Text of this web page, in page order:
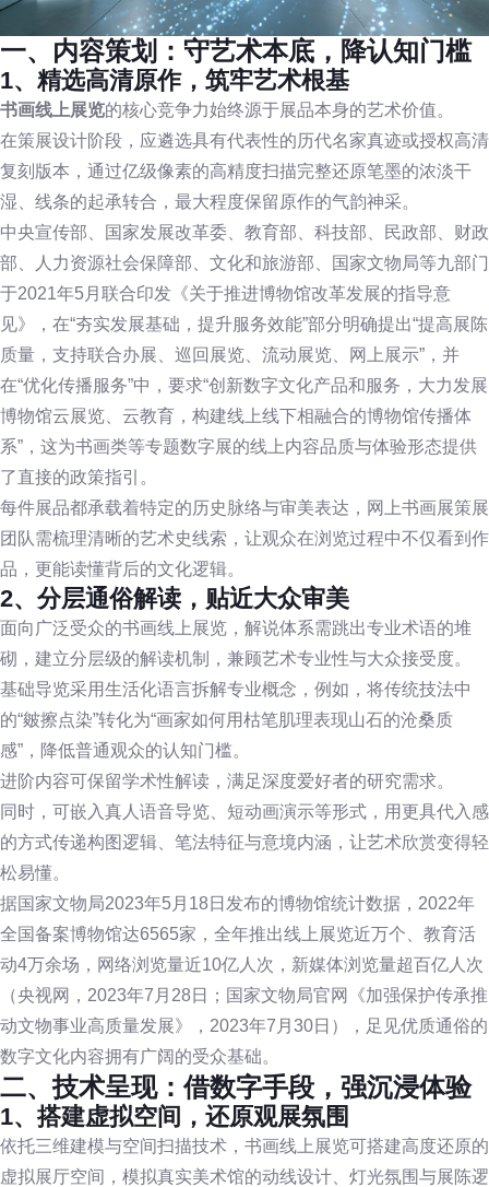
一、内容策划：守艺术本底，降认知门槛
1、精选高清原作，筑牢艺术根基
书画线上展览的核心竞争力始终源于展品本身的艺术价值。
在策展设计阶段，应遴选具有代表性的历代名家真迹或授权高清
复刻版本，通过亿级像素的高精度扫描完整还原笔墨的浓淡干
湿、线条的起承转合，最大程度保留原作的气韵神采。
中央宣传部、国家发展改革委、教育部、科技部、民政部、财政
部、人力资源社会保障部、文化和旅游部、国家文物局等九部门
于2021年5月联合印发《关于推进博物馆改革发展的指导意
见》，在“夯实发展基础，提升服务效能”部分明确提出“提高展陈
质量，支持联合办展、巡回展览、流动展览、网上展示”，并
在“优化传播服务”中，要求“创新数字文化产品和服务，大力发展
博物馆云展览、云教育，构建线上线下相融合的博物馆传播体
系”，这为书画类等专题数字展的线上内容品质与体验形态提供
了直接的政策指引。
每件展品都承载着特定的历史脉络与审美表达，网上书画展策展
团队需梳理清晰的艺术史线索，让观众在浏览过程中不仅看到作
品，更能读懂背后的文化逻辑。
2、分层通俗解读，贴近大众审美
面向广泛受众的书画线上展览，解说体系需跳出专业术语的堆
砌，建立分层级的解读机制，兼顾艺术专业性与大众接受度。
基础导览采用生活化语言拆解专业概念，例如，将传统技法中
的“皴擦点染”转化为“画家如何用枯笔肌理表现山石的沧桑质
感”，降低普通观众的认知门槛。
进阶内容可保留学术性解读，满足深度爱好者的研究需求。
同时，可嵌入真人语音导览、短动画演示等形式，用更具代入感
的方式传递构图逻辑、笔法特征与意境内涵，让艺术欣赏变得轻
松易懂。
据国家文物局2023年5月18日发布的博物馆统计数据，2022年
全国备案博物馆达6565家，全年推出线上展览近万个、教育活
动4万余场，网络浏览量近10亿人次，新媒体浏览量超百亿人次
（央视网，2023年7月28日；国家文物局官网《加强保护传承推
动文物事业高质量发展》，2023年7月30日），足见优质通俗的
数字文化内容拥有广阔的受众基础。
二、技术呈现：借数字手段，强沉浸体验
1、搭建虚拟空间，还原观展氛围
依托三维建模与空间扫描技术，书画线上展览可搭建高度还原的
虚拟展厅空间，模拟真实美术馆的动线设计、灯光氛围与展陈逻